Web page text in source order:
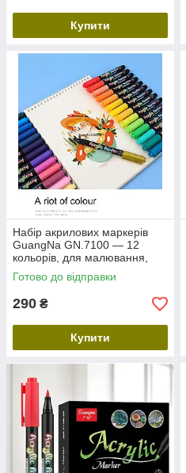
Купити
Набір акрилових маркерів
GuangNa GN.7100 — 12
кольорів, для малювання,
розпису, творчості
Готово до відправки
290 ₴
Купити